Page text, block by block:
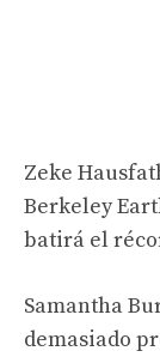
Zeke
Berkeley
batirá el
Samantha
demasiado